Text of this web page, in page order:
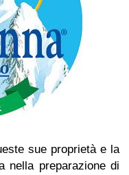
sue proprietà e la
nella preparazione di